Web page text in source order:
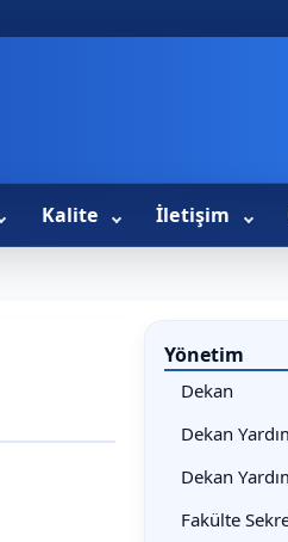
Kalite İletişim
Yönetim
Dekan
Dekan
Dekan
Fakülte